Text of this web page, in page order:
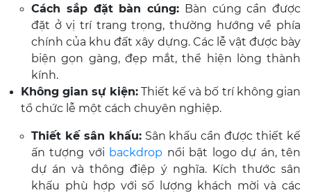
Cách sắp đặt bàn cúng: Bàn cúng cần được
đặt ở vị trí trang trọng, thường hướng về phía
chính của khu đất xây dựng. Các lễ vật được bày
biện gọn gàng, đẹp mắt, thể hiện lòng thành
kính.
Không gian sự kiện:Thiết kế và bố trí không gian
tổ chức lễ một cách chuyên nghiệp.
Thiết kế sân khấu:Sân khấu cần được thiết kế
ấn tượng với backdrop nổi bật logo dự án, tên
dự án và thông điệp ý nghĩa. Kích thước sân
khấu phù hợp với số lượng khách mời và các